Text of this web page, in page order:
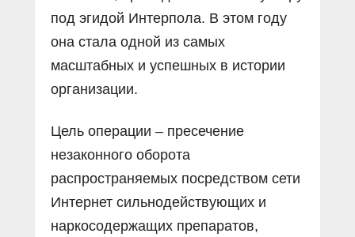
под эгидой Интерпола. В этом году
она стала одной из самых
масштабных и успешных в истории
организации.
Цель операции – пресечение
незаконного оборота
распространяемых посредством сети
Интернет сильнодействующих и
наркосодержащих препаратов,